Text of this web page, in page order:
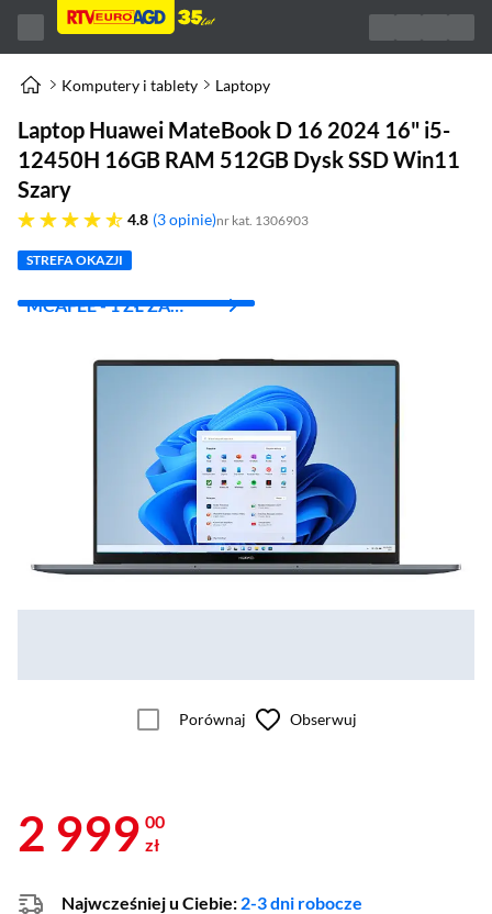
Komputery i tablety Laptopy
Laptop Huawei MateBook D 16 2024 16" i5-
12450H 16GB RAM 512GB Dysk SSD Win11
Szary
4.8
4.8 gwiazdek 3 opinie nr kat. 1306903
STREFA OKAZJI
MCAFEE - 1 ZŁ ZA
Porównaj Obserwuj
2 999 00
zł
Najwcześniej u Ciebie: 2-3 dni robocze